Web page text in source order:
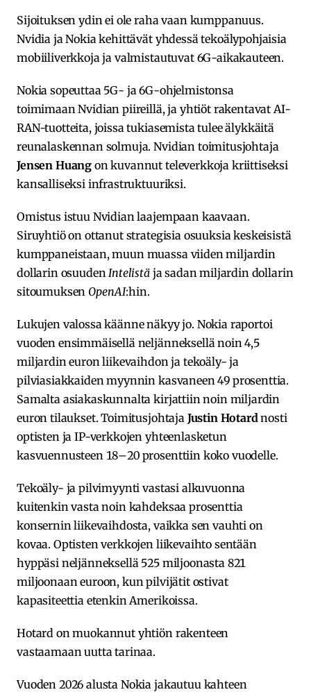
Sijoituksen ydin ei ole raha vaan kumppanuus.
Nvidia ja Nokia kehittävät yhdessä tekoälypohjaisia
mobiiliverkkoja ja valmistautuvat 6G-aikakauteen.
Nokia sopeuttaa 5G- ja 6G-ohjelmistonsa
toimimaan Nvidian piireillä, ja yhtiöt rakentavat AI-
RAN-tuotteita, joissa tukiasemista tulee älykkäitä
reunalaskennan solmuja. Nvidian toimitusjohtaja
Jensen Huang on kuvannut televerkkoja kriittiseksi
kansalliseksi infrastruktuuriksi.
Omistus istuu Nvidian laajempaan kaavaan.
Siruyhtiö on ottanut strategisia osuuksia keskeisistä
kumppaneistaan, muun muassa viiden miljardin
dollarin osuudenIntelistäja sadan miljardin dollarin
sitoumuksen OpenAI:hin.
Lukujen valossa käänne näkyy jo. Nokia raportoi
vuoden ensimmäisellä neljänneksellä noin 4,5
miljardin euron liikevaihdon ja tekoäly- ja
pilviasiakkaiden myynnin kasvaneen 49 prosenttia.
Samalta asiakaskunnalta kirjattiin noin miljardin
euron tilaukset. Toimitusjohtaja Justin Hotardnosti
optisten ja IP-verkkojen yhteenlasketun
kasvuennusteen 18–20 prosenttiin koko vuodelle.
Tekoäly- ja pilvimyynti vastasi alkuvuonna
kuitenkin vasta noin kahdeksaa prosenttia
konsernin liikevaihdosta, vaikka sen vauhti on
kovaa. Optisten verkkojen liikevaihto sentään
hyppäsi neljänneksellä 525 miljoonasta 821
miljoonaan euroon, kun pilvijätit ostivat
kapasiteettia etenkin Amerikoissa.
Hotard on muokannut yhtiön rakenteen
vastaamaan uutta tarinaa.
Vuoden 2026 alusta Nokia jakautuu kahteen